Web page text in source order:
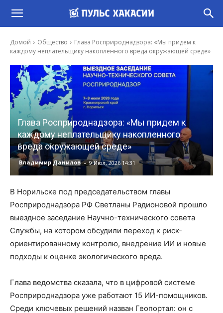
Домой Общество
Глава Росприроднадзора: «Мы придем к
каждому неплательщику накопленного вреда окружающей среде»
Глава Росприроднадзора: «Мы придем к
каждому неплательщику накопленного
вреда окружающей среде»
Владимир Данилов - 9 Июл, 2026 14:31
В Норильске под председательством главы
Росприроднадзора РФ Светланы Радионовой прошло
выездное заседание Научно-технического совета
Службы, на котором обсудили переход к риск-
ориентированному контролю, внедрение ИИ и новые
подходы к оценке экологического вреда.
Глава ведомства сказала, что в цифровой системе
Росприроднадзора уже работают 15 ИИ-помощников.
Среди ключевых решений назван Геопортал: он с